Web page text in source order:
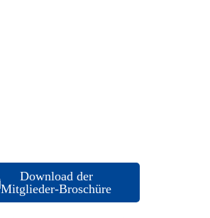
Download der
Mitglieder-Broschüre